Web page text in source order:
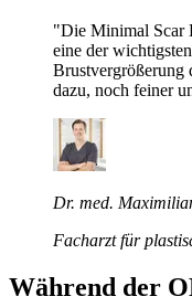
"Die Minimal Scar
eine der
Brustvergrößerung
dazu, noch feiner
Dr. med.
Facharzt für
Während der